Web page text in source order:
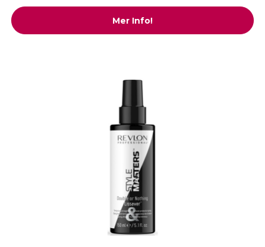
Mer Info!